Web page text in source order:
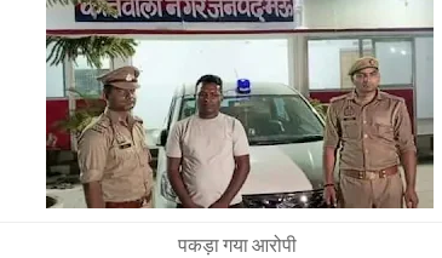
पकड़ा गया आरोपी